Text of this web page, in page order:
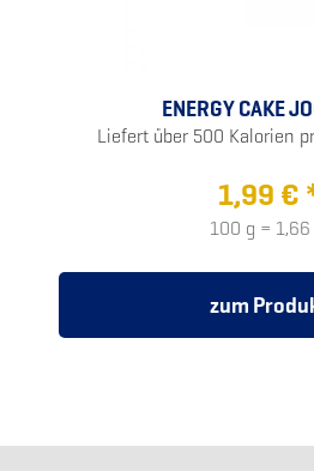
ENERGY CAKE
Liefert über 500 Kalorien
1,99 €
100 g =
zum